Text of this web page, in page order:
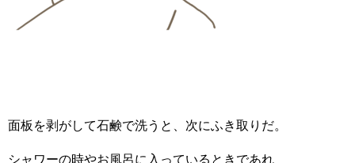
面板を剥がして石鹸で洗うと、次にふき取りだ。
シャワーの時やお風呂に入っているときであれ